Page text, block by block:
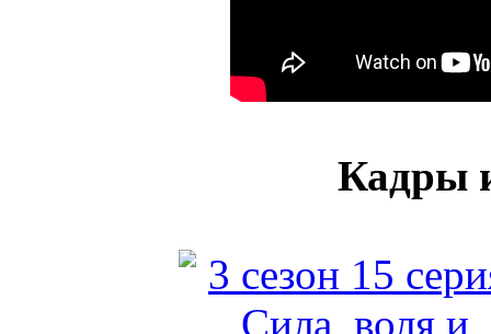
Кадры